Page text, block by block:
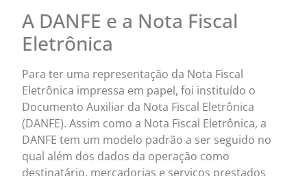
A DANFE e a Nota Fiscal
Eletrônica
Para ter uma representação da Nota Fiscal
Eletrônica impressa em papel, foi instituído o
Documento Auxiliar da Nota Fiscal Eletrônica
(DANFE). Assim como a Nota Fiscal Eletrônica, a
DANFE tem um modelo padrão a ser seguido no
qual além dos dados da operação como
destinatário, mercadorias e serviços prestados